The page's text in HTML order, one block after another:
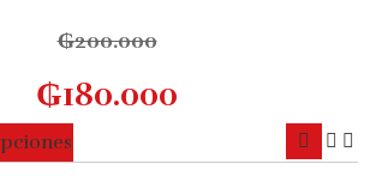
₲200.000
₲180.000
producto